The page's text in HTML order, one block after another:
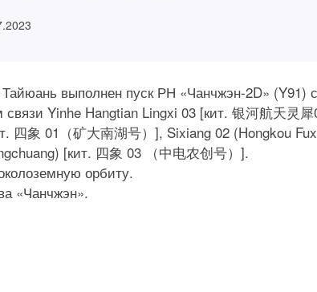
выполнен пуск РН «Чанчжэн-2D» (Y91) с
Yinhe Hangtian Lingxi 03 [кит. 银河航天灵
四象 01（矿大南湖号）], Sixiang 02 (Hongkou
[кит. 四象 03 （中电农创号）].
орбиту.
«Чанчжэн».